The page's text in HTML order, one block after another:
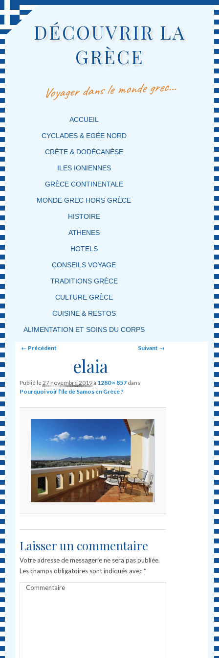
DÉCOUVRIR LA
GRÈCE
Voyager dans le monde grec…
MENU PRINCIPAL
MASQUER LA NAVIGATION PRINCIPALE
MASQUER LA NAVIGATION SECONDAIRE
ACCUEIL
CYCLADES & EGÉE NORD
CRÈTE & DODÉCANÈSE
ILES IONIENNES
GRÈCE CONTINENTALE
MONDE GREC HORS GRÈCE
HISTOIRE
ATHENES
HOTELS
CONSEILS VOYAGE
TRADITIONS GRÈCE
CULTURE GRÈCE
CUISINE & RESTOS
ALIMENTATION ET SOINS DU CORPS
Image navigation
← Précédent Suivant →
elaia
Publié le27 novembre 2019à 1280 × 857 dans
Pourquoi voir l’île de Samos en Grèce ?
Laisser un commentaire
Votre adresse de messagerie ne sera pas publiée.
Les champs obligatoires sont indiqués avec*
Commentaire